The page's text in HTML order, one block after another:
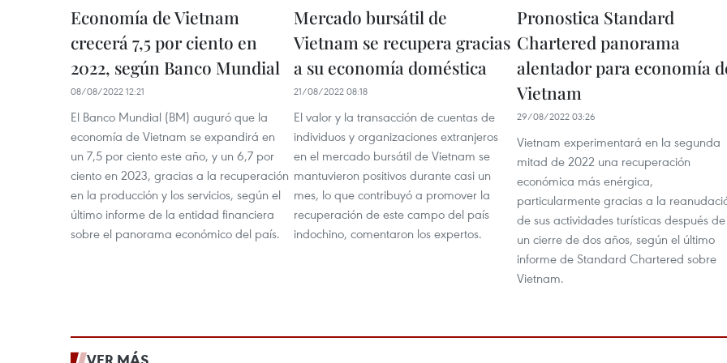
Economía de Vietnam
crecerá 7,5 por ciento en
2022, según Banco Mundial
08/08/2022 12:21
El Banco Mundial (BM) auguró que la
economía de Vietnam se expandirá en
un 7,5 por ciento este año, y un 6,7 por
ciento en 2023, gracias a la recuperación
en la producción y los servicios, según el
último informe de la entidad financiera
sobre el panorama económico del país.
Mercado bursátil de
Vietnam se recupera gracias
a su economía doméstica
21/08/2022 08:18
El valor y la transacción de cuentas de
individuos y organizaciones extranjeros
en el mercado bursátil de Vietnam se
mantuvieron positivos durante casi un
mes, lo que contribuyó a promover la
recuperación de este campo del país
indochino, comentaron los expertos.
Pronostica Standard
Chartered panorama
alentador para economía
Vietnam
29/08/2022 03:26
Vietnam experimentará en la segunda
mitad de 2022 una recuperación
económica más enérgica,
particularmente gracias a la
de sus actividades turísticas después de
un cierre de dos años, según el último
informe de Standard Chartered sobre
Vietnam.